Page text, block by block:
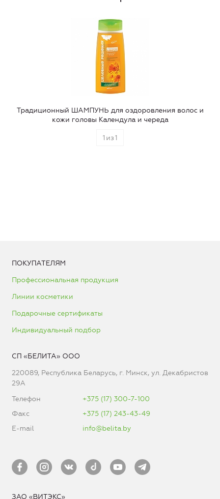
Традиционный ШАМПУНЬ для оздоровления волос и
кожи головы Календула и череда
1 из1
ПОКУПАТЕЛЯМ
Профессиональная продукция
Линии косметики
Подарочные сертификаты
Индивидуальный подбор
СП «БЕЛИТА» ООО
220089, Республика Беларусь, г. Минск, ул. Декабристов
29А
Телефон
+375 (17) 300-7-100
Факс
+375 (17) 243-43-49
E-mail
info@belita.by
ЗАО «ВИТЭКС»